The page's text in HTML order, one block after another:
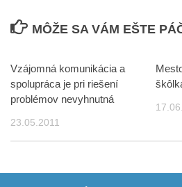
MÔŽE SA VÁM EŠTE
Vzájomná komunikácia a
spolupráca je pri riešení
problémov nevyhnutná
23.05.2011